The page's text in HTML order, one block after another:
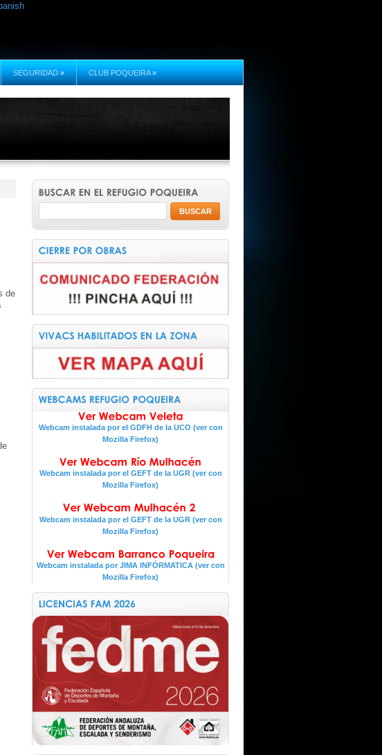
SEGURIDAD » CLUB POQUEIRA »
de
Webcam instalada por el GDFH de la UCO (ver con
Mozilla Firefox)
Webcam instalada por el GEFT de la UGR (ver con
Mozilla Firefox)
Webcam instalada por el GEFT de la UGR (ver con
Mozilla Firefox)
Webcam instalada por JIMA INFÓRMATICA (ver con
Mozilla Firefox)